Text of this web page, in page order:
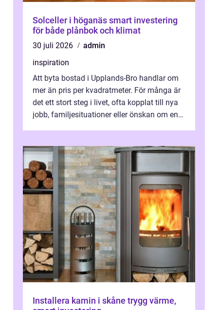
Solceller i höganäs smart investering
för både plånbok och klimat
30 juli 2026
admin
inspiration
Att byta bostad i Upplands-Bro handlar om
mer än pris per kvadratmeter. För många är
det ett stort steg i livet, ofta kopplat till nya
jobb, familjesituationer eller önskan om en
Installera kamin i skåne trygg värme,